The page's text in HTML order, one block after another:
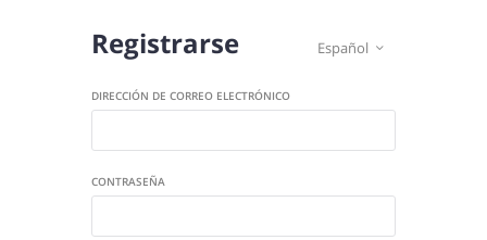
Español 
Registrarse
DIRECCIÓN DE CORREO ELECTRÓNICO
CONTRASEÑA